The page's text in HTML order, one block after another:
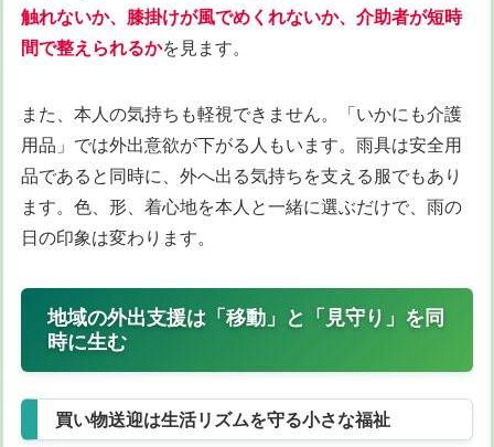
触れないか、膝掛けが風でめくれないか、介助者が短時
間で整えられるかを見ます。
また、本人の気持ちも軽視できません。「いかにも介護
用品」では外出意欲が下がる人もいます。雨具は安全用
品であると同時に、外へ出る気持ちを支える服でもあり
ます。色、形、着心地を本人と一緒に選ぶだけで、雨の
日の印象は変わります。
地域の外出支援は「移動」と「見守り」を同
時に生む
買い物送迎は生活リズムを守る小さな福祉